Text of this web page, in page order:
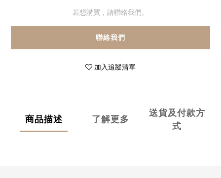
若想購買，請聯絡我們。
聯絡我們
加入追蹤清單
商品描述 了解更多
送貨及付款方
式